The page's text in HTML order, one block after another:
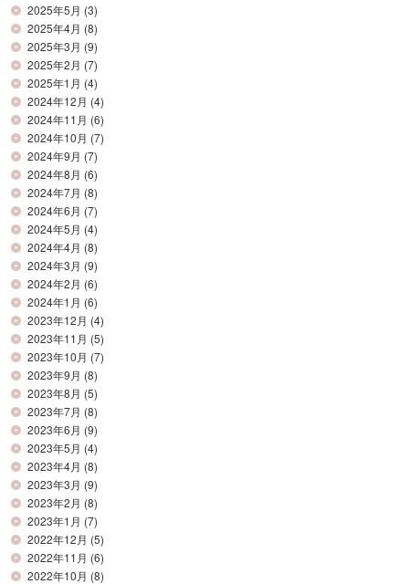
2025年5月 (3)
2025年4月 (8)
2025年3月 (9)
2025年2月 (7)
2025年1月 (4)
2024年12月 (4)
2024年11月 (6)
2024年10月 (7)
2024年9月 (7)
2024年8月 (6)
2024年7月 (8)
2024年6月 (7)
2024年5月 (4)
2024年4月 (8)
2024年3月 (9)
2024年2月 (6)
2024年1月 (6)
2023年12月 (4)
2023年11月 (5)
2023年10月 (7)
2023年9月 (8)
2023年8月 (5)
2023年7月 (8)
2023年6月 (9)
2023年5月 (4)
2023年4月 (8)
2023年3月 (9)
2023年2月 (8)
2023年1月 (7)
2022年12月 (5)
2022年11月 (6)
2022年10月 (8)